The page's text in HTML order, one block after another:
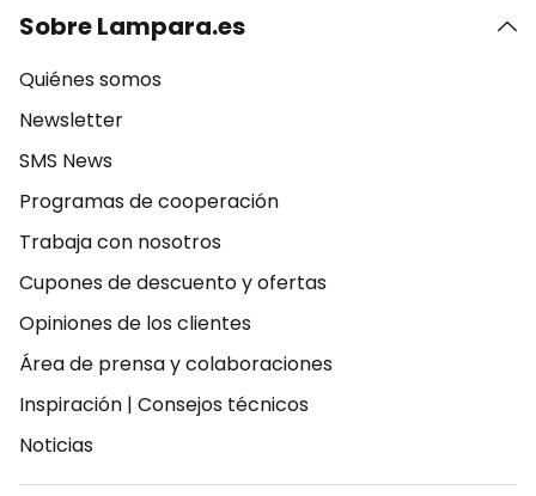
Sobre Lampara.es
Quiénes somos
Newsletter
SMS News
Programas de cooperación
Trabaja con nosotros
Cupones de descuento y ofertas
Opiniones de los clientes
Área de prensa y colaboraciones
Inspiración | Consejos técnicos
Noticias